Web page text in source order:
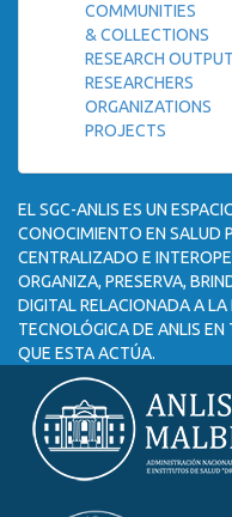
COMMUNITIES
& COLLECTIONS
RESEARCH
RESEARCHERS
ORGANIZATIONS
PROJECTS
EL SGC-ANLIS ES UN
CONOCIMIENTO EN SALUD
CENTRALIZADO E
ORGANIZA, PRESERVA,
DIGITAL RELACIONADA A
TECNOLÓGICA DE ANLIS
QUE ESTA ACTÚA.